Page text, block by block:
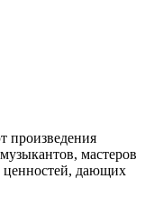
произведения
мастеров
ценностей, дающих